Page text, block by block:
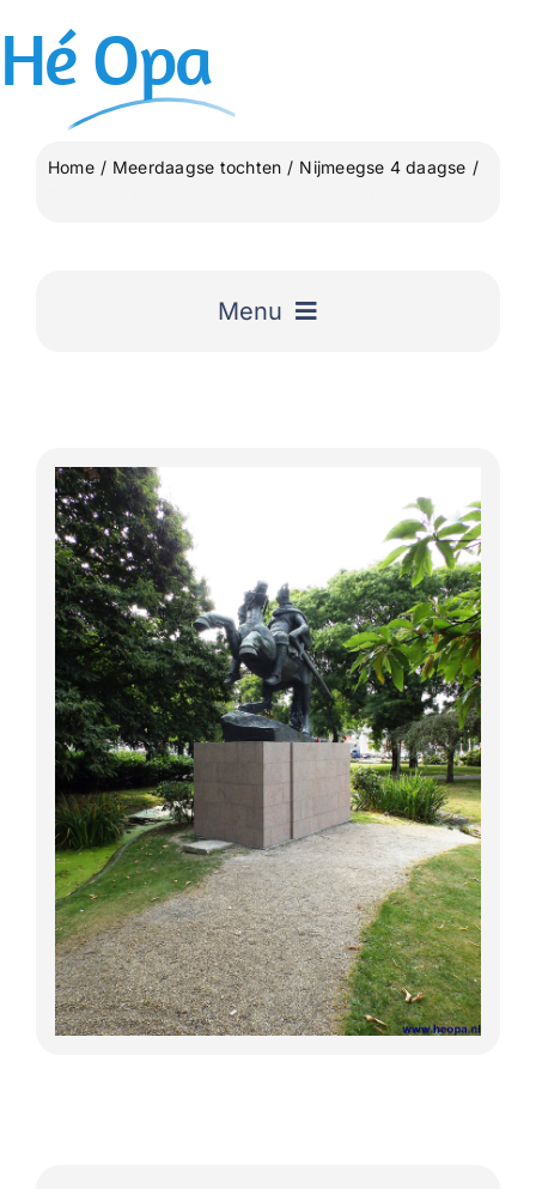
inhoud
Hé Opa
Home Meerdaagse tochten
Nijmeegse 4 daagse
Menu
Lange Afstand Wandeltochten
Meerdaagse tochten
Buitenlandse Wandelingen
Recente Wandelingen